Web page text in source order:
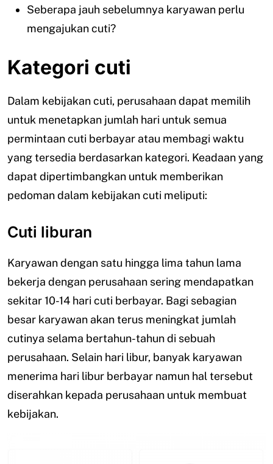
Seberapa jauh sebelumnya karyawan perlu
mengajukan cuti?
Kategori cuti
Dalam kebijakan cuti, perusahaan dapat memilih
untuk menetapkan jumlah hari untuk semua
permintaan cuti berbayar atau membagi waktu
yang tersedia berdasarkan kategori. Keadaan yang
dapat dipertimbangkan untuk memberikan
pedoman dalam kebijakan cuti meliputi:
Cuti liburan
Karyawan dengan satu hingga lima tahun lama
bekerja dengan perusahaan sering mendapatkan
sekitar 10-14 hari cuti berbayar. Bagi sebagian
besar karyawan akan terus meningkat jumlah
cutinya selama bertahun-tahun di sebuah
perusahaan. Selain hari libur, banyak karyawan
menerima hari libur berbayar namun hal tersebut
diserahkan kepada perusahaan untuk membuat
kebijakan.